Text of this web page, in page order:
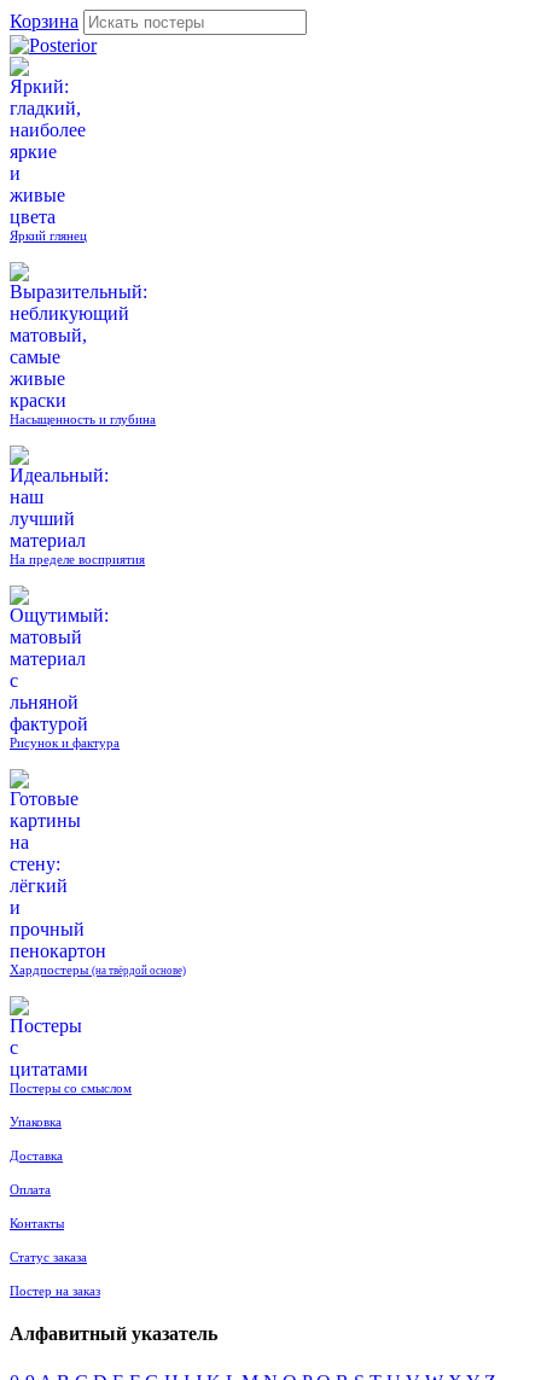
Корзина
Яркий глянец
Насыщенность и глубина
На пределе восприятия
Рисунок и фактура
Хардпостеры (на твёрдой основе)
Постеры со смыслом
Упаковка
Доставка
Оплата
Контакты
Статус заказа
Постер на заказ
Алфавитный указатель